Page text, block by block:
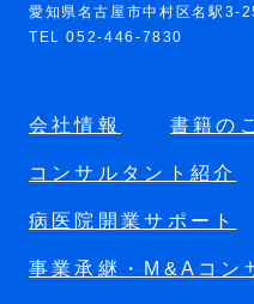
愛知県名古屋市中村区名駅3-
TEL 052-446-7830
会社情報 書籍の
コンサルタント紹介
病医院開業サポート
事業承継・M&Aコン